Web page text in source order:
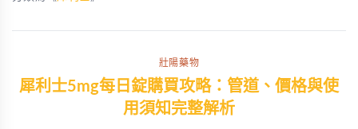
壯陽藥物
犀利士5mg每日錠購買攻略：管道、價格與使
用須知完整解析